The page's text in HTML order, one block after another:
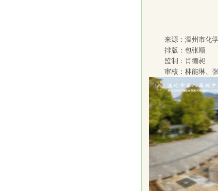
来源：温州市化
排版：包张顺
监制：肖德昶
审核：林能琳、